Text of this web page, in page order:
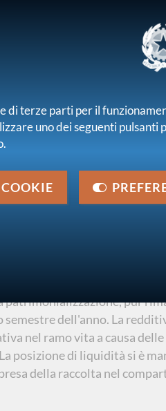
pur
dell'anno. La
nel ramo vita a causa
posizione di liquidità si è
della raccolta nel
di terze parti per il
uno dei seguenti pulsanti